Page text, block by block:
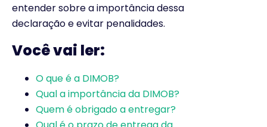
entender sobre a importância dessa
declaração e evitar penalidades.
Você vai ler:
O que é a DIMOB?
Qual a importância da DIMOB?
Quem é obrigado a entregar?